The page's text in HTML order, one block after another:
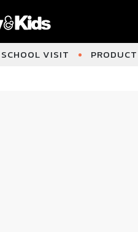
SCHOOL VISIT